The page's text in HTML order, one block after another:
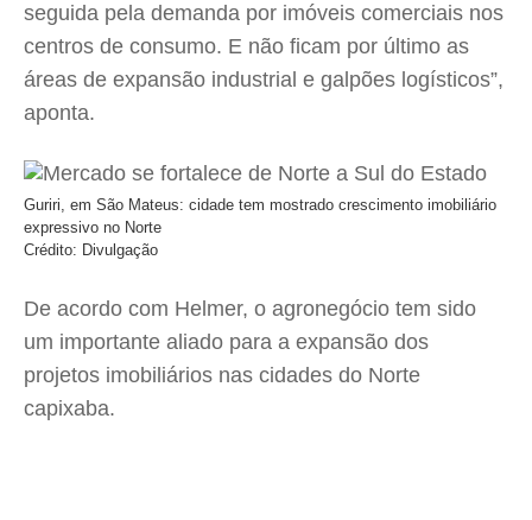
seguida pela demanda por imóveis comerciais nos
centros de consumo. E não ficam por último as
áreas de expansão industrial e galpões logísticos”,
aponta.
Guriri, em São Mateus: cidade tem mostrado crescimento imobiliário
expressivo no Norte
Crédito: Divulgação
De acordo com Helmer, o agronegócio tem sido
um importante aliado para a expansão dos
projetos imobiliários nas cidades do Norte
capixaba.